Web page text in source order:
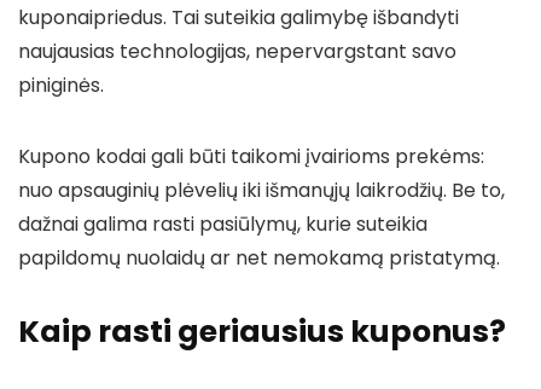
kuponaipriedus. Tai suteikia galimybę išbandyti
naujausias technologijas, nepervargstant savo
piniginės.
Kupono kodai gali būti taikomi įvairioms prekėms:
nuo apsauginių plėvelių iki išmanųjų laikrodžių. Be to,
dažnai galima rasti pasiūlymų, kurie suteikia
papildomų nuolaidų ar net nemokamą pristatymą.
Kaip rasti geriausius kuponus?